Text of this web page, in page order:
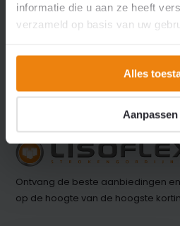
informatie die u aan ze heeft
verzameld op basis van uw
Alles
Aanpassen
Vragen of advies nodig?
Neem contact op met onze
op
+31
Ontvang de beste aanbiedingen
op de hoogte van de hoogste